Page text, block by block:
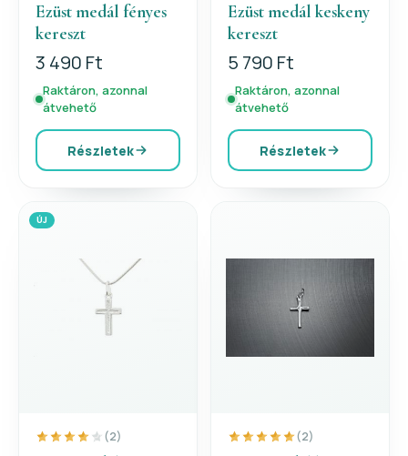
Ezüst medál fényes
kereszt
3 490 Ft
Raktáron, azonnal
átvehető
Részletek
Ezüst medál keskeny
kereszt
5 790 Ft
Raktáron, azonnal
átvehető
Részletek
ÚJ
(2) (2)